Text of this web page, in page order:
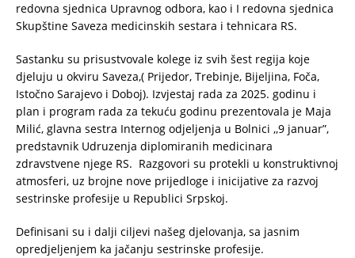
redovna sjednica Upravnog odbora, kao i I redovna sjednica
Skupštine Saveza medicinskih sestara i tehnicara RS.
Sastanku su prisustvovale kolege iz svih šest regija koje
djeluju u okviru Saveza,( Prijedor, Trebinje, Bijeljina, Foča,
Istočno Sarajevo i Doboj). Izvjestaj rada za 2025. godinu i
plan i program rada za tekuću godinu prezentovala je Maja
Milić, glavna sestra Internog odjeljenja u Bolnici ,,9 januar”,
predstavnik Udruzenja diplomiranih medicinara
zdravstvene njege RS. Razgovori su protekli u konstruktivnoj
atmosferi, uz brojne nove prijedloge i inicijative za razvoj
sestrinske profesije u Republici Srpskoj.
Definisani su i dalji ciljevi našeg djelovanja, sa jasnim
opredjeljenjem ka jačanju sestrinske profesije.